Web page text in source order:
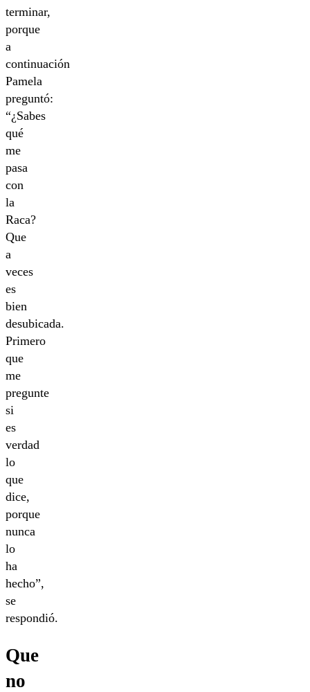
terminar,
porque
a
continuación
Pamela
preguntó:
“¿Sabes
qué
me
pasa
con
la
Raca?
Que
a
veces
es
bien
desubicada.
Primero
que
me
pregunte
si
es
verdad
lo
que
dice,
porque
nunca
lo
ha
hecho”,
se
respondió.
Que
no